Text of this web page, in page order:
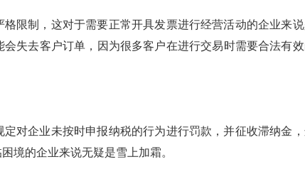
限制，这对于需要正常开具发票进行经营活动的企业来
失去客户订单，因为很多客户在进行交易时需要合法有
对企业未按时申报纳税的行为进行罚款，并征收滞纳金
境的企业来说无疑是雪上加霜。